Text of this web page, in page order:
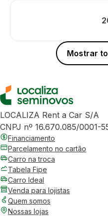
Mostrar
LOCALIZA Rent a Car S/A
CNPJ nº 16.670.085/0001-
Financiamento
Parcelamento no cartão
Carro na troca
Tabela Fipe
Carro Ideal
Venda para lojistas
Quem somos
Nossas lojas